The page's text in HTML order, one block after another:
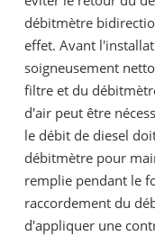
débitmètre
effet. Avant
soigneusement
filtre et du
d'air peut être
le débit de diesel
débitmètre pour
remplie pendant le
raccordement du
d'appliquer une